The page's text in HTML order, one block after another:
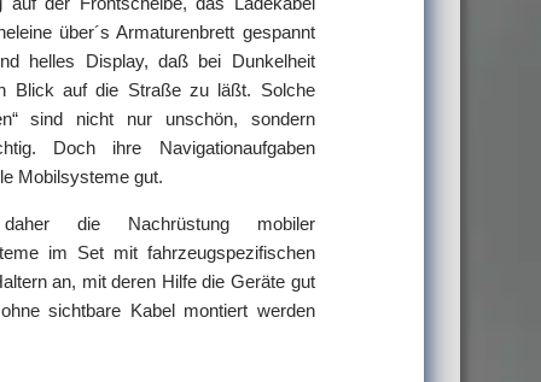
über´s Armaturenbrett gespannt
helles Display, daß bei Dunkelheit
Blick auf die Straße zu läßt. Solche
sind nicht nur unschön, sondern
Doch ihre Navigationaufgaben
Mobilsysteme gut.
die Nachrüstung mobiler
im Set mit fahrzeugspezifischen
an, mit deren Hilfe die Geräte gut
sichtbare Kabel montiert werden